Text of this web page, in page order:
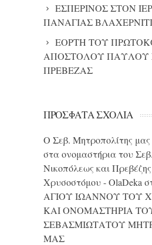
ΕΣΠΕΡΙΝΟΣ ΣΤΟΝ
ΠΑΝΑΓΙΑΣ
ΕΟΡΤΗ ΤΟΥ
ΑΠΟΣΤΟΛΟΥ ΠΑΥΛΟΥ
ΠΡΕΒΕΖΑΣ
ΠΡΌΣΦΑΤΑ ΣΧΌΛΙΑ
Ο Σεβ. Μητροπολίτης μας
στα ονομαστήρια του
Νικοπόλεως και
Χρυσοστόμου - OlaDeka
ΑΓΙΟΥ ΙΩΑΝΝΟΥ ΤΟΥ
ΚΑΙ ONΟΜΑΣΤΗΡΙΑ
ΣΕΒΑΣΜΙΩΤΑΤΟΥ
ΜΑΣ